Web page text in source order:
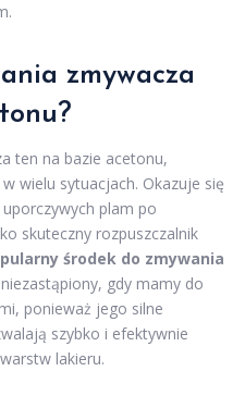
zmywacza
ten na bazie acetonu,
wielu sytuacjach. Okazuje się
plam po
skuteczny rozpuszczalnik
środek do zmywania
niezastąpiony, gdy mamy do
ponieważ jego silne
szybko i efektywnie
lakieru.